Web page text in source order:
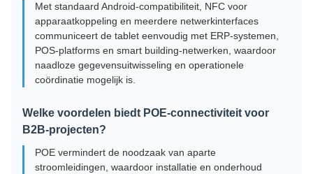
Met standaard Android-compatibiliteit, NFC voor
apparaatkoppeling en meerdere netwerkinterfaces
communiceert de tablet eenvoudig met ERP-systemen,
POS-platforms en smart building-netwerken, waardoor
naadloze gegevensuitwisseling en operationele
coördinatie mogelijk is.
Welke voordelen biedt POE-connectiviteit voor
B2B-projecten?
POE vermindert de noodzaak van aparte
stroomleidingen, waardoor installatie en onderhoud